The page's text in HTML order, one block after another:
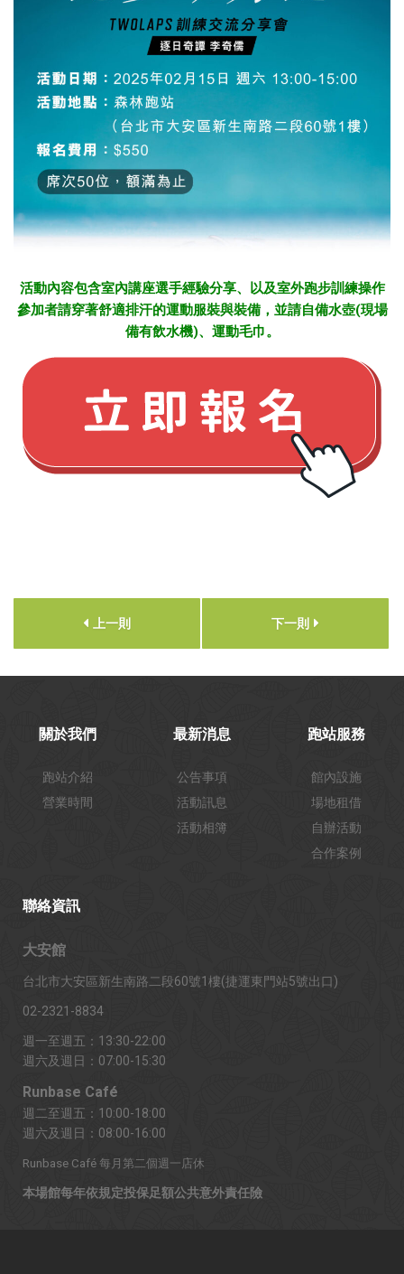
活動內容包含室內講座選手經驗分享、以及室外跑步訓練操作
參加者請穿著舒適排汗的運動服裝與裝備，並請自備水壺(現場
備有飲水機)、運動毛巾。
上一則 下一則
關於我們
跑站介紹
營業時間
最新消息
公告事項
活動訊息
活動相簿
跑站服務
館內設施
場地租借
自辦活動
合作案例
聯絡資訊
大安館
台北市大安區新生南路二段60號1樓(捷運東門站5號出口)
02-2321-8834
週一至週五：13:30-22:00
週六及週日：07:00-15:30
Runbase Café
週二至週五：10:00-18:00
週六及週日：08:00-16:00
Runbase Café 每月第二個週一店休
本場館每年依規定投保足額公共意外責任險